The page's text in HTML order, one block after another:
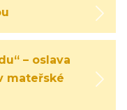
– oslava
mateřské